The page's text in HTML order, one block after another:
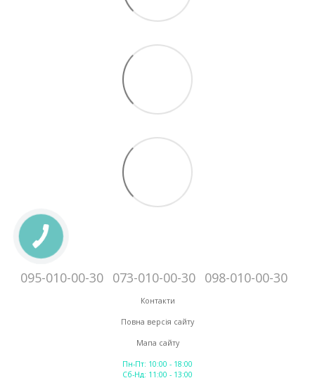
095-010-00-30 073-010-00-30 098-010-00-30
Контакти
Повна версія сайту
Мапа сайту
Пн-Пт: 10:00 - 18:00
Сб-Нд: 11:00 - 13:00